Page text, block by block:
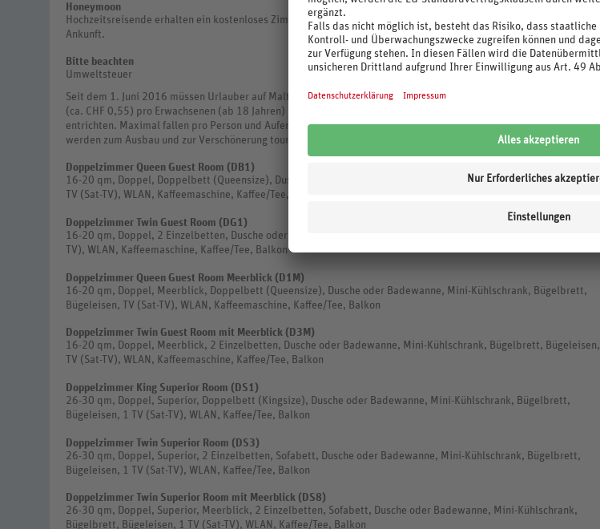
Honeymoon
Hochzeitsreisende erhalten ein kostenloses Zimmer Upgrade (nach Verfügbarkeit) und eine Flasche Wein bei
Ankunft.
Bitte beachten
Umweltsteuer
Seit dem 1. Juni 2016 müssen Urlauber auf Malta, Comino und Gozo eine Umweltsteuer zahlen. Sie beträgt € 0,50
(ca. CHF 0,55) pro Erwachsenen (ab 18 Jahren) und Nacht und ist in Landeswährung in der Unterkunft zu
entrichten. Maximal fallen pro Person und Aufenthalt € 5 (ca. CHF 5,50) an. Die Einnahmen aus dieser Steuer
werden zum Ausbau und zur Verschönerung touristischer Einrichtungen genutzt. Änderungen vorbehalten.
Doppelzimmer Queen Guest Room (DB1)
16-20 qm, Doppel, Doppelbett (Queensize), Dusche oder Badewanne, Mini-Kühlschrank, Bügelbrett, Bügeleisen,
TV (Sat-TV), WLAN, Kaffeemaschine, Kaffee/Tee, Balkon
Doppelzimmer Twin Guest Room (DG1)
16-20 qm, Doppel, 2 Einzelbetten, Dusche oder Badewanne, Mini-Kühlschrank, Bügelbrett, Bügeleisen, TV (Sat-
TV), WLAN, Kaffeemaschine, Kaffee/Tee, Balkon
Doppelzimmer Queen Guest Room Meerblick (D1M)
16-20 qm, Doppel, Meerblick, Doppelbett (Queensize), Dusche oder Badewanne, Mini-Kühlschrank, Bügelbrett,
Bügeleisen, TV (Sat-TV), WLAN, Kaffeemaschine, Kaffee/Tee, Balkon
Doppelzimmer Twin Guest Room mit Meerblick (D3M)
16-20 qm, Doppel, Meerblick, 2 Einzelbetten, Dusche oder Badewanne, Mini-Kühlschrank, Bügelbrett, Bügeleisen,
TV (Sat-TV), WLAN, Kaffeemaschine, Kaffee/Tee, Balkon
Doppelzimmer King Superior Room (DS1)
26-30 qm, Doppel, Superior, Doppelbett (Kingsize), Dusche oder Badewanne, Mini-Kühlschrank, Bügelbrett,
Bügeleisen, 1 TV (Sat-TV), WLAN, Kaffee/Tee, Balkon
Doppelzimmer Twin Superior Room (DS3)
26-30 qm, Doppel, Superior, 2 Einzelbetten, Sofabett, Dusche oder Badewanne, Mini-Kühlschrank, Bügelbrett,
Bügeleisen, 1 TV (Sat-TV), WLAN, Kaffee/Tee, Balkon
Doppelzimmer Twin Superior Room mit Meerblick (DS8)
26-30 qm, Doppel, Superior, Meerblick, 2 Einzelbetten, Sofabett, Dusche oder Badewanne, Mini-Kühlschrank,
Bügelbrett, Bügeleisen, 1 TV (Sat-TV), WLAN, Kaffee/Tee, Balkon